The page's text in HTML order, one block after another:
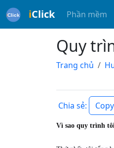
iClick Phần mềm
Quy
Trang chủ
Chia sẻ: Copy
Vì sao quy trình